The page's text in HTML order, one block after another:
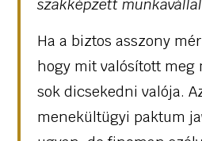
szakképzett
Ha a biztos asszony
hogy mit valósított
sok dicsekedni valója.
menekültügyi paktum